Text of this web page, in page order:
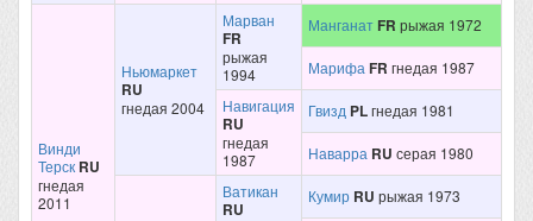
Винди
Терск RU
гнедая
2011
Ньюмаркет
RU
гнедая 2004
Марван
FR
рыжая
1994
Манганат FR рыжая 1972
Марифа FR гнедая 1987
Навигация
RU
гнедая
1987
Гвизд PLгнедая 1981
Наварра RU серая 1980
Ватикан
RU
Кумир RU рыжая 1973